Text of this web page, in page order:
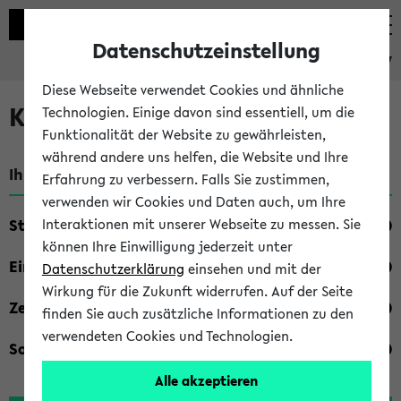
eKVV
Kombisuche im eKVV
Ihre Suchkriterien:
Studienfach
Einrichtung
Zeiten
Sonstiges
Datenschutzeinstellung
Diese Webseite verwendet Cookies und ähnliche
Technologien. Einige davon sind essentiell, um die
Funktionalität der Website zu gewährleisten,
während andere uns helfen, die Website und Ihre
Erfahrung zu verbessern. Falls Sie zustimmen,
verwenden wir Cookies und Daten auch, um Ihre
Interaktionen mit unserer Webseite zu messen. Sie
können Ihre Einwilligung jederzeit unter
Datenschutzerklärung einsehen und mit der
Wirkung für die Zukunft widerrufen. Auf der Seite
finden Sie auch zusätzliche Informationen zu den
verwendeten Cookies und Technologien.
Alle akzeptieren